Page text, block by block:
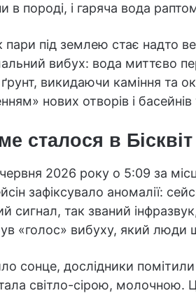
в породі, і гаряча вода
пари під землею стає надто
вибух: вода миттєво
викидаючи каміння та
нових отворів і басейнів
сталося в Бісквіт
червня 2026 року о 5:09 за
зафіксувало аномалії:
сигнал, так званий
«голос» вибуху, який люди
сонце, дослідники
світло-сірою, молочною.